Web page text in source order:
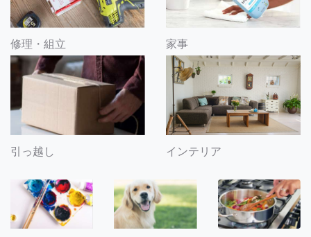
修理・組立 家事
引っ越し インテリア